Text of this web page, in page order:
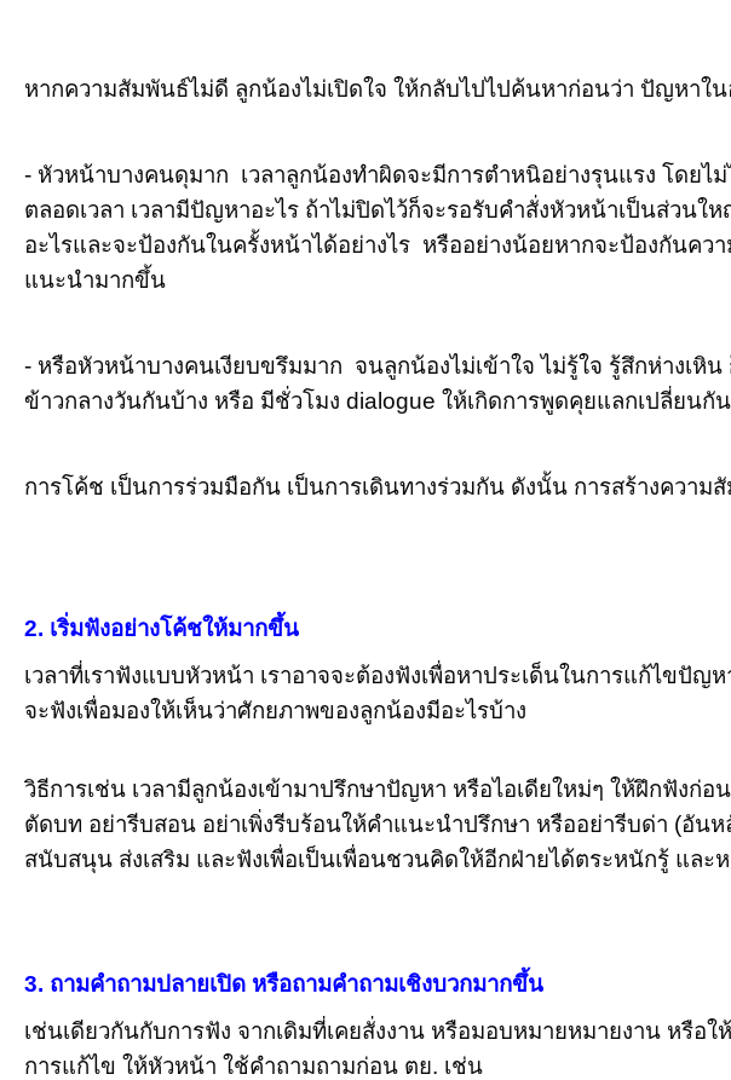
หากความสัมพันธ์ไม่ดี ลูกน้องไม่เปิดใจ ให้กลับไปไปค้นหาก่อนว่า ปัญหา
- หัวหน้าบางคนดุมาก เวลาลูกน้องทำผิดจะมีการตำหนิอย่างรุนแรง โดย
ตลอดเวลา เวลามีปัญหาอะไร ถ้าไม่ปิดไว้ก็จะรอรับคำสั่งหัวหน้าเป็นส่ว
อะไรและจะป้องกันในครั้งหน้าได้อย่างไร หรืออย่างน้อยหากจะป้องกันค
แนะนำมากขึ้น
- หรือหัวหน้าบางคนเงียบขรึมมาก จนลูกน้องไม่เข้าใจ ไม่รู้ใจ รู้สึกห่างเ
ข้าวกลางวันกันบ้าง หรือ มีชั่วโมง dialogue ให้เกิดการพูดคุยแลกเปลี่ยน
การโค้ช เป็นการร่วมมือกัน เป็นการเดินทางร่วมกัน ดังนั้น การสร้างควา
2. เริ่มฟังอย่างโค้ชให้มากขึ้น
เวลาที่เราฟังแบบหัวหน้า เราอาจจะต้องฟังเพื่อหาประเด็นในการแก้ไข
จะฟังเพื่อมองให้เห็นว่าศักยภาพของลูกน้องมีอะไรบ้าง
วิธีการเช่น เวลามีลูกน้องเข้ามาปรึกษาปัญหา หรือไอเดียใหม่ๆ ให้ฝึกฟังก่
ตัดบท อย่ารีบสอน อย่าเพิ่งรีบร้อนให้คำแนะนำปรึกษา หรืออย่ารีบด่า (อั
สนับสนุน ส่งเสริม และฟังเพื่อเป็นเพื่อนชวนคิดให้อีกฝ่ายได้ตระหนักรู้ และ
3. ถามคำถามปลายเปิด หรือถามคำถามเชิงบวกมากขึ้น
เช่นเดียวกันกับการฟัง จากเดิมที่เคยสั่งงาน หรือมอบหมายหมายงาน หรื
การแก้ไข ให้หัวหน้า ใช้คำถามถามก่อน ตย. เช่น